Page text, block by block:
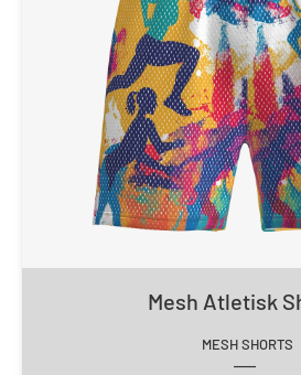
Mesh Atletisk
MESH SHORTS